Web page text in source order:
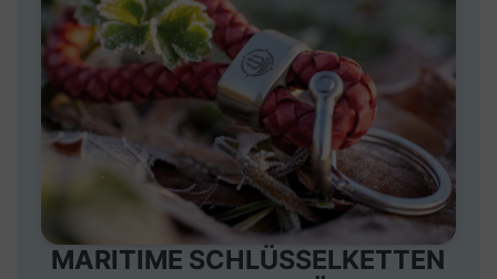
MARITIME SCHLÜSSELKETTEN